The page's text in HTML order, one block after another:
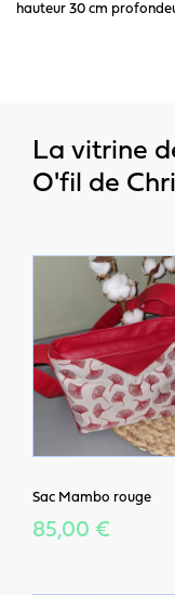
hauteur 30 cm
La vitrine
O'fil de
Sac Mambo rouge
85,00 €